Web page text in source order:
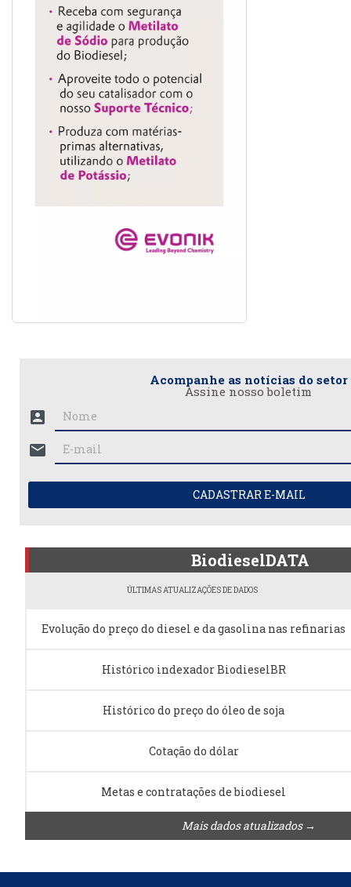
Acompanhe as notícias do setor
Assine nosso boletim
account_box
mail
CADASTRAR E-MAIL
BiodieselDATA
ÚLTIMAS ATUALIZAÇÕES DE DADOS
Evolução do preço do diesel e da gasolina nas refinarias
Histórico indexador BiodieselBR
Histórico do preço do óleo de soja
Cotação do dólar
Metas e contratações de biodiesel
Mais dados atualizados →